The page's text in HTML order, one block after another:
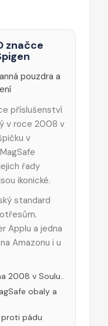
značce
pouzdra a
příslušenství
v roce 2008 v
v
řady
ikonické.
standard
Applu a jedna
Amazonu i u
2008 v Soulu..
obaly a
proti pádu